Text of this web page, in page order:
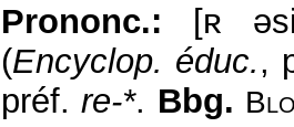
Prononc.: [ʀ
(Encyclop. éduc.,
préf.re-*. Bbg.